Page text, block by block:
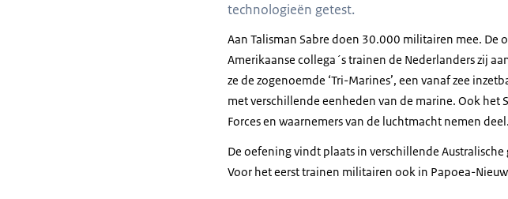
technologieën getest.
Aan Talisman Sabre doen 30.000 militairen mee. De
Amerikaanse collega´s trainen de Nederlanders zij
ze de zogenoemde ‘Tri-Marines’, een vanaf zee
met verschillende eenheden van de marine. Ook het
Forcesen waarnemers van de luchtmacht nemen deel.
De oefening vindt plaats in verschillende
Voor het eerst trainen militairen ook in Papoea-